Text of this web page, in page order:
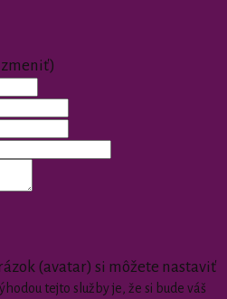
(avatar) si môžete nastaviť
tejto služby je, že si bude váš